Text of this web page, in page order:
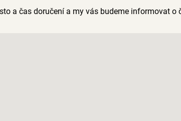
a čas doručení a my vás budeme informovat